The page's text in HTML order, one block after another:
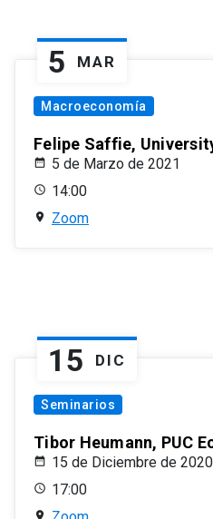
5 MAR
Macroeconomía
Felipe Saffie,
5 de Marzo de 2021
14:00
Zoom
15 DIC
Seminarios
Tibor Heumann, PUC
15 de Diciembre de 2020
17:00